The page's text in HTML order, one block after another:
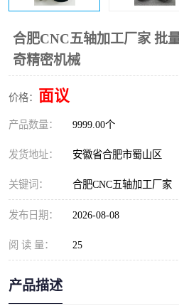
合肥CNC五轴加工厂家 批
奇精密机械
价格： 面议
产品数量： 9999.00个
发货地址： 安徽省合肥市蜀山区
关键词： 合肥CNC五轴加工厂家
发布日期： 2026-08-08
阅 读 量： 25
产品描述